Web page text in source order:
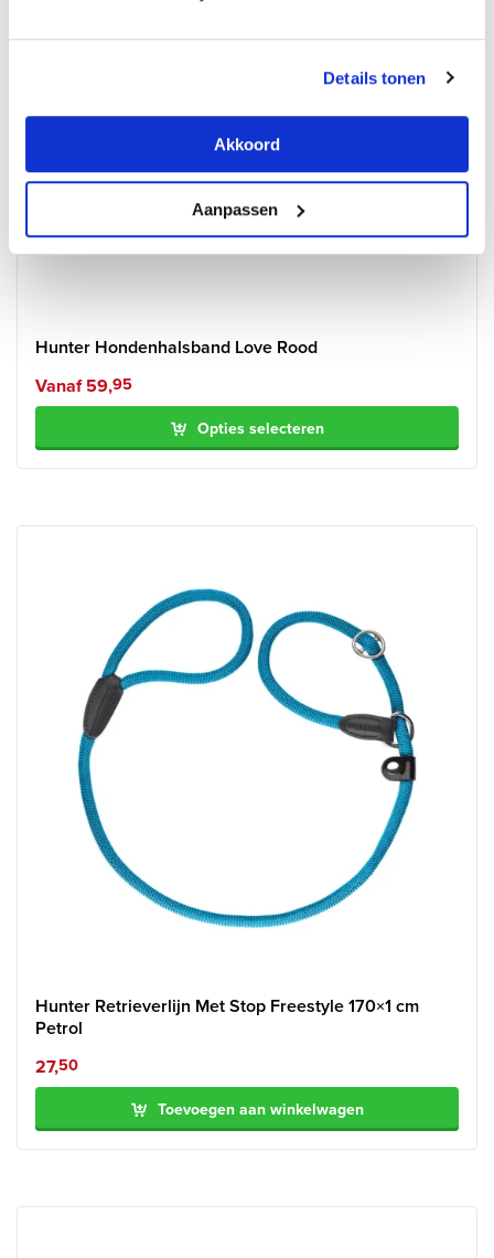
Details tonen
Akkoord
Aanpassen
Hunter Hondenhalsband Love Rood
Vanaf 59,95
Opties selecteren
Hunter Retrieverlijn Met Stop Freestyle 170×1 cm
Petrol
27,50
Toevoegen aan winkelwagen